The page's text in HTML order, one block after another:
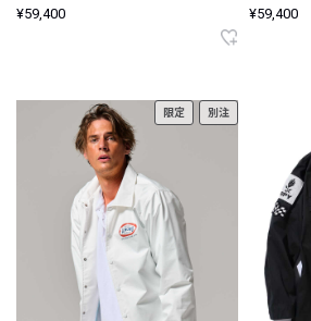
¥59,400 ¥59,400
限定 別注